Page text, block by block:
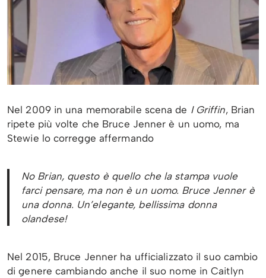
Nel 2009 in una memorabile scena de I Griffin, Brian
ripete più volte che Bruce Jenner è un uomo, ma
Stewie lo corregge affermando
No Brian, questo è quello che la stampa vuole
farci pensare, ma non è un uomo. Bruce Jenner è
una donna. Un’elegante, bellissima donna
olandese!
Nel 2015, Bruce Jenner ha ufficializzato il suo cambio
di genere cambiando anche il suo nome in Caitlyn